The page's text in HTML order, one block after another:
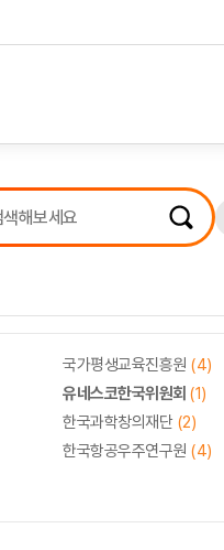
국가평생교육진흥원 (4)
유네스코한국위원회 (1)
한국과학창의재단 (2)
한국항공우주연구원 (4)